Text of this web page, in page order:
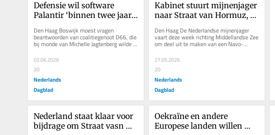
Defensie wil software
Palantir ‘binnen twee jaar’
alternatief
Den Haag Boswijk moest vragen
beantwoorden van coalitiegenoot D66, die
bij monde van Michelle Jagtenberg wilde
weten ‘waar en waarom’ Nederland...
02.06.2026
20
Nederlands
Dagblad
Kabinet stuurt mijnenjager
naar Straat van Hormuz,
ingezet kan worden
Den Haag De Nederlandse mijnenjager
vaart deze week richting Middellandse Zee
om deel uit te maken van een Navo-
27.05.2026
20
Nederlands
Dagblad
Nederland staat klaar voor
bijdrage om Straat vasn
Oekraïne en andere
Europese landen willen